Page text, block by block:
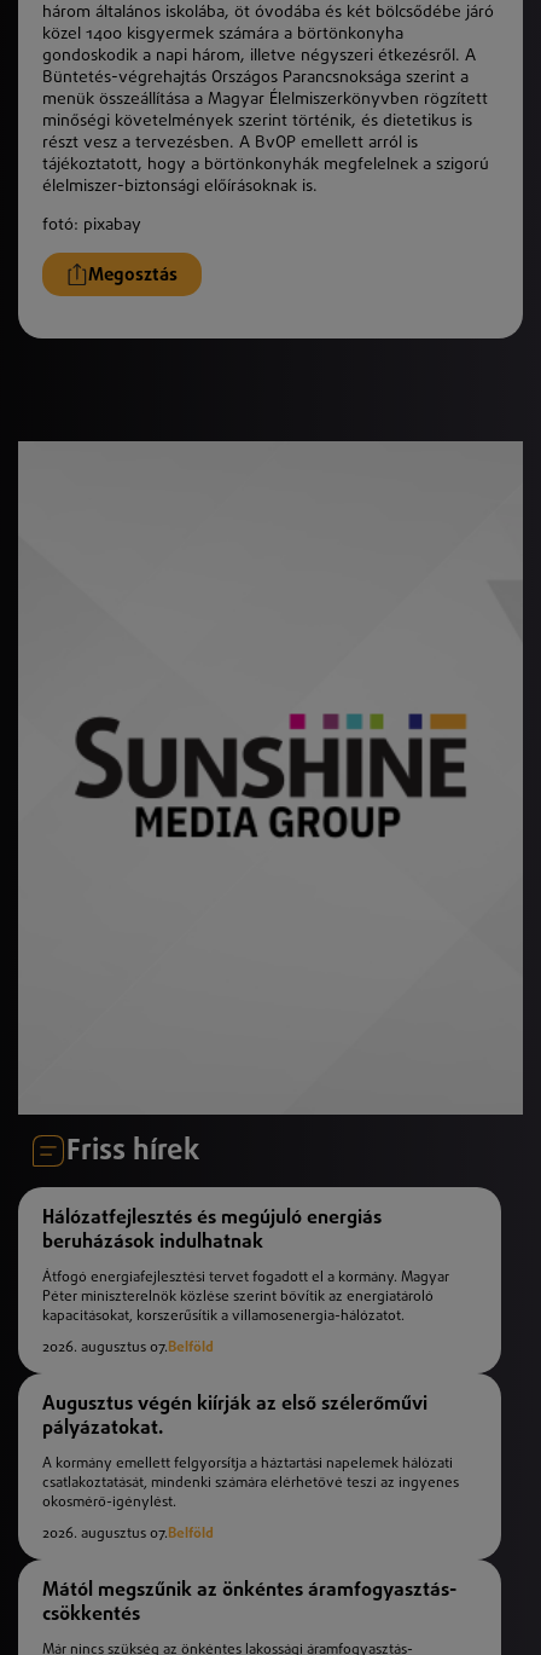
három általános iskolába, öt óvodába és két bölcsődébe járó
közel 1400 kisgyermek számára a börtönkonyha
gondoskodik a napi három, illetve négyszeri étkezésről. A
Büntetés-végrehajtás Országos Parancsnoksága szerint a
menük összeállítása a Magyar Élelmiszerkönyvben rögzített
minőségi követelmények szerint történik, és dietetikus is
részt vesz a tervezésben. A BvOP emellett arról is
tájékoztatott, hogy a börtönkonyhák megfelelnek a szigorú
élelmiszer-biztonsági előírásoknak is.
fotó: pixabay
Megosztás
Friss hírek
Hálózatfejlesztés és megújuló energiás
beruházások indulhatnak
Átfogó energiafejlesztési tervet fogadott el a kormány. Magyar
Péter miniszterelnök közlése szerint bővítik az energiatároló
kapacitásokat, korszerűsítik a villamosenergia-hálózatot.
2026. augusztus 07.Belföld
Augusztus végén kiírják az első szélerőművi
pályázatokat.
A kormány emellett felgyorsítja a háztartási napelemek hálózati
csatlakoztatását, mindenki számára elérhetővé teszi az ingyenes
okosmérő-igénylést.
2026. augusztus 07.Belföld
Mától megszűnik az önkéntes áramfogyasztás-
csökkentés
Már nincs szükség az önkéntes lakossági áramfogyasztás-